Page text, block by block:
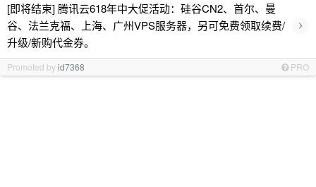
[即将结束] 腾讯云618年中大促活动：硅谷CN2、首尔、曼
谷、法兰克福、上海、广州VPS服务器，另可免费领取续费/
升级/新购代金券。
›
Promoted byid7368 PRO